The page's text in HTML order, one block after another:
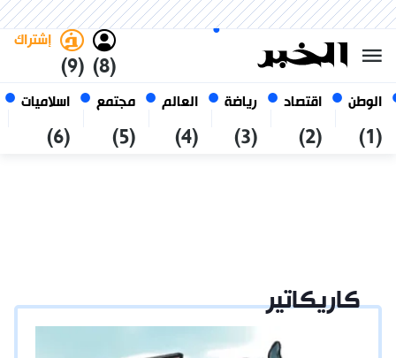
الوطن
(1)
اقتصاد
(2)
رياضة
(3)
العالم
(4)
مجتمع
(5)
اسلاميات
(6)
(8)
إشتراك
(9)
07 أغسطس 2026
الجزائر
كاريكاتير